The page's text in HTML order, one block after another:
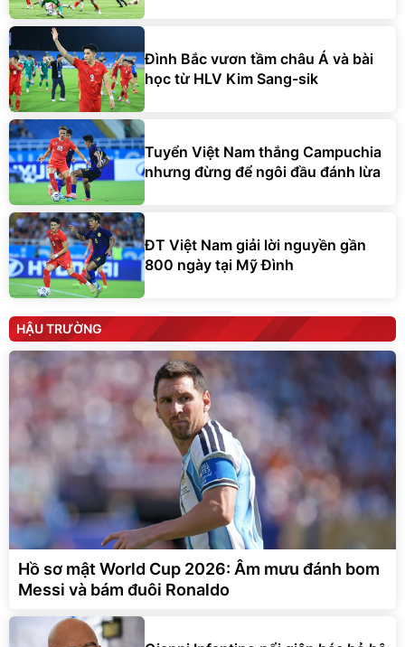
Đình Bắc vươn tầm châu Á và bài
học từ HLV Kim Sang-sik
Tuyển Việt Nam thắng Campuchia
nhưng đừng để ngôi đầu đánh lừa
ĐT Việt Nam giải lời nguyền gần
800 ngày tại Mỹ Đình
HẬU TRƯỜNG
Hồ sơ mật World Cup 2026: Âm mưu đánh bom
Messi và bám đuôi Ronaldo